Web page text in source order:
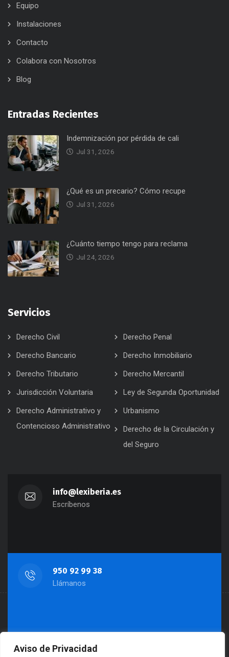
Aviso de Privacidad
Equipo
Instalaciones
Contacto
Colabora con Nosotros
Blog
Entradas Recientes
Indemnización por pérdida de cali
Jul 31, 2026
¿Qué es un precario? Cómo recupe
Jul 31, 2026
¿Cuánto tiempo tengo para reclama
Jul 24, 2026
Servicios
Derecho Civil
Derecho Penal
Derecho Bancario
Derecho Inmobiliario
Derecho Tributario
Derecho Mercantil
Jurisdicción Voluntaria
Ley de Segunda Oportunidad
Derecho Administrativo y
Contencioso Administrativo
Urbanismo
Derecho de la Circulación y
del Seguro
info@lexiberia.es
Escríbenos
950 92 99 38
Llámanos
Almería: Paseo de Almería, 45, 3º-1